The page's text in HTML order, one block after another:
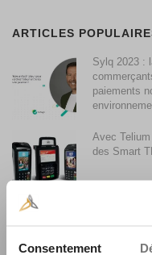
Consentement
ARTICLES
Sylq 2023 :
paiements
Avec
des Smart